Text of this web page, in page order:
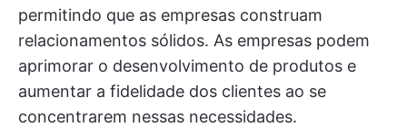
permitindo que as empresas construam
relacionamentos sólidos. As empresas podem
aprimorar o desenvolvimento de produtos e
aumentar a fidelidade dos clientes ao se
concentrarem nessas necessidades.